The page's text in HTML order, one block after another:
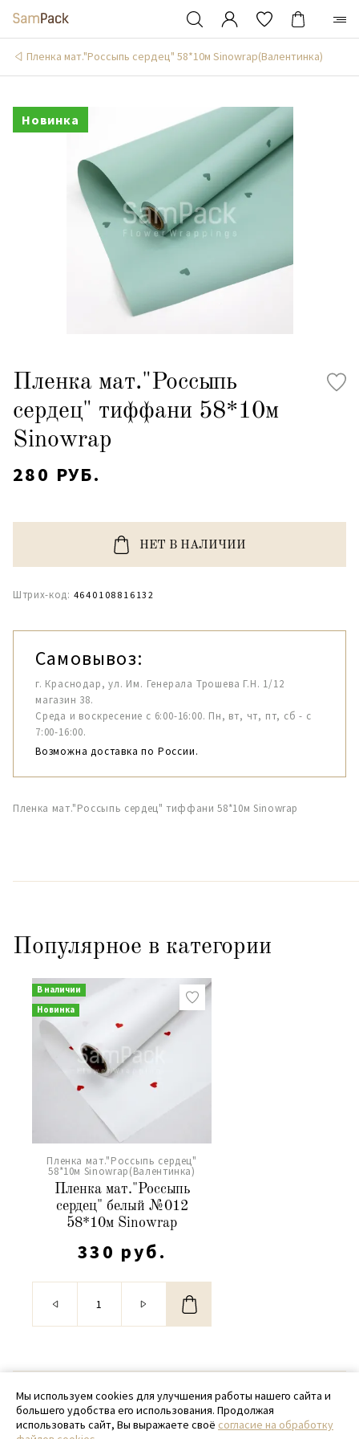
Пленка мат."Россыпь сердец" 58*10м Sinowrap(Валентинка)
Новинка
Пленка мат."Россыпь
сердец" тиффани 58*10м
Sinowrap
280 РУБ.
НЕТ В НАЛИЧИИ
Штрих-код: 4640108816132
Самовывоз:
г. Краснодар, ул. Им. Генерала Трошева Г.Н. 1/12
магазин 38.
Среда и воскресение с 6:00-16:00. Пн, вт, чт, пт, сб - с
7:00-16:00.
Возможна доставка по России.
Пленка мат."Россыпь сердец" тиффани 58*10м Sinowrap
Популярное в категории
В наличии
Новинка
Пленка мат."Россыпь сердец"
58*10м Sinowrap(Валентинка)
Пленка мат."Россыпь
сердец" белый №012
58*10м Sinowrap
330 руб.
© 2020 - 2026 SamPack
+ 7 (918) 699-97-87
Мы используем cookies для улучшения работы нашего сайта и
большего удобства его использования. Продолжая
использовать сайт, Вы выражаете своё согласие на обработку